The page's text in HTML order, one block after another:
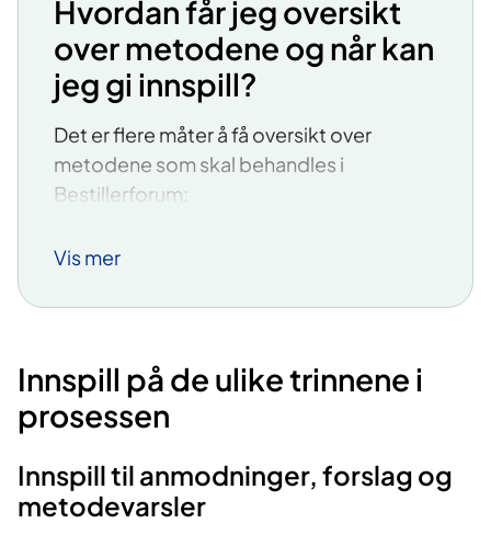
Hvordan får jeg oversikt
over metodene og når kan
jeg gi innspill?
Det er flere måter å få oversikt over
metodene som skal behandles i
Bestillerforum:​
konferanser,
konkrete møtet.
Du kan også
oversikt over alle metoder
filtrere søket ved å bruke "Filter". Der
kan du for eksempel filtrere på status
metoden har. Kryss av på "Forslag
Vis mer
Innspill på de ulike trinnene i
prosessen
Innspill til anmodninger, forslag og
metodevarsler